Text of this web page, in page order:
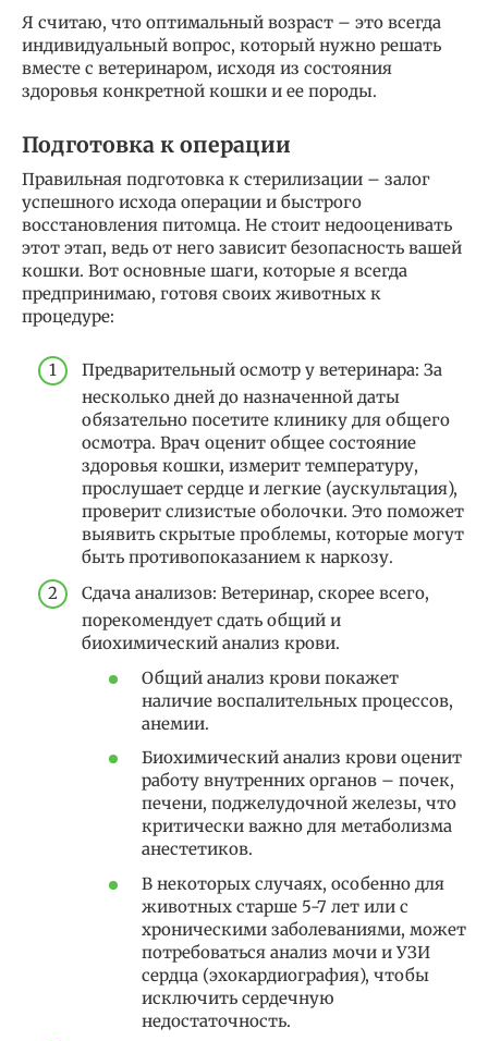
Я считаю, что оптимальный возраст – это всегда
индивидуальный вопрос, который нужно решать
вместе с ветеринаром, исходя из состояния
здоровья конкретной кошки и ее породы.
Подготовка к операции
Правильная подготовка к стерилизации – залог
успешного исхода операции и быстрого
восстановления питомца. Не стоит недооценивать
этот этап, ведь от него зависит безопасность вашей
кошки. Вот основные шаги, которые я всегда
предпринимаю, готовя своих животных к
процедуре:
Предварительный осмотр у ветеринара: За
несколько дней до назначенной даты
обязательно посетите клинику для общего
осмотра. Врач оценит общее состояние
здоровья кошки, измерит температуру,
прослушает сердце и легкие (аускультация),
проверит слизистые оболочки. Это поможет
выявить скрытые проблемы, которые могут
быть противопоказанием к наркозу.
Сдача анализов: Ветеринар, скорее всего,
порекомендует сдать общий и
биохимический анализ крови.
Общий анализ крови покажет
наличие воспалительных процессов,
анемии.
Биохимический анализ крови оценит
работу внутренних органов – почек,
печени, поджелудочной железы, что
критически важно для метаболизма
анестетиков.
В некоторых случаях, особенно для
животных старше 5-7 лет или с
хроническими заболеваниями, может
потребоваться анализ мочи и УЗИ
сердца (эхокардиография), чтобы
исключить сердечную
недостаточность.